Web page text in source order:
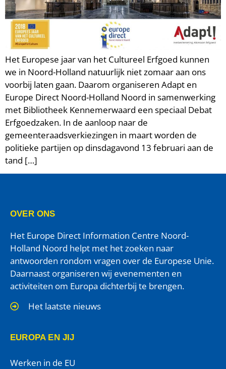
Het Europese jaar van het Cultureel Erfgoed kunnen
we in Noord-Holland natuurlijk niet zomaar aan ons
voorbij laten gaan. Daarom organiseren Adapt en
Europe Direct Noord-Holland Noord in samenwerking
met Bibliotheek Kennemerwaard een speciaal Debat
Erfgoedzaken. In de aanloop naar de
gemeenteraadsverkiezingen in maart worden de
politieke partijen op dinsdagavond 13 februari aan de
tand […]
OVER ONS
Het Europe Direct Information Centre Noord-
Holland Noord helpt met het zoeken naar
antwoorden rondom vragen over de Europese Unie.
Daarnaast organiseren wij evenementen en
activiteiten om Europa dichterbij te brengen.
Het laatste nieuws
EUROPA EN JIJ
Werken in de EU